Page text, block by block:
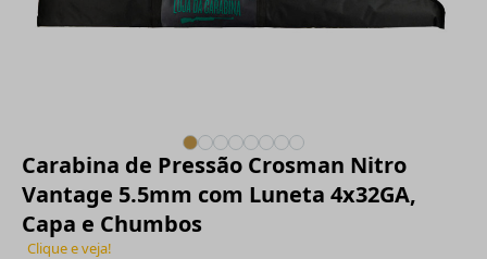
Carabina de Pressão Crosman Nitro
Vantage 5.5mm com Luneta 4x32GA,
Capa e Chumbos
Clique e veja!